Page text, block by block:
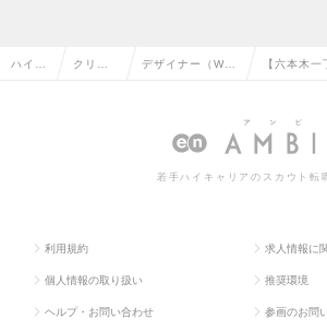
ハイク クリエ デザイナー（We
ーム関連）の転職
【六本木
年の老舗
若手ハイキャリアのスカウト転
利用規約 求人情報に
個人情報の取り扱い 推奨環境
ヘルプ・お問い合わせ 参画のお問